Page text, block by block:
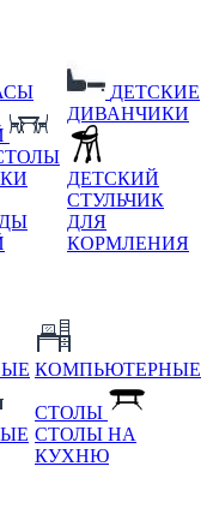
ДЕТСКИЕ
ДИВАНЧИКИ
ДЕТСКИЙ
СТУЛЬЧИК
ДЛЯ
КОРМЛЕНИЯ
КОМПЬЮТЕРНЫЕ
СТОЛЫ
СТОЛЫ НА
КУХНЮ